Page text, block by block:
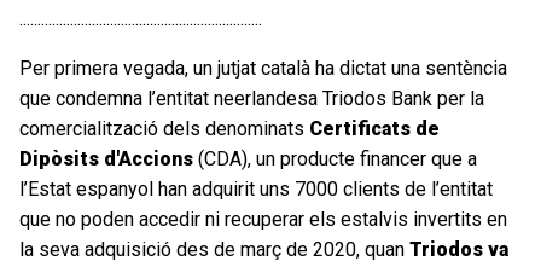
...................................................................
Per primera vegada, un jutjat català ha dictat una sentència
que condemna l’entitat neerlandesa Triodos Bank per la
comercialització dels denominats Certificats de
Dipòsits d'Accions (CDA), un producte financer que a
l’Estat espanyol han adquirit uns 7000 clients de l’entitat
que no poden accedir ni recuperar els estalvis invertits en
la seva adquisició des de març de 2020, quan Triodos va